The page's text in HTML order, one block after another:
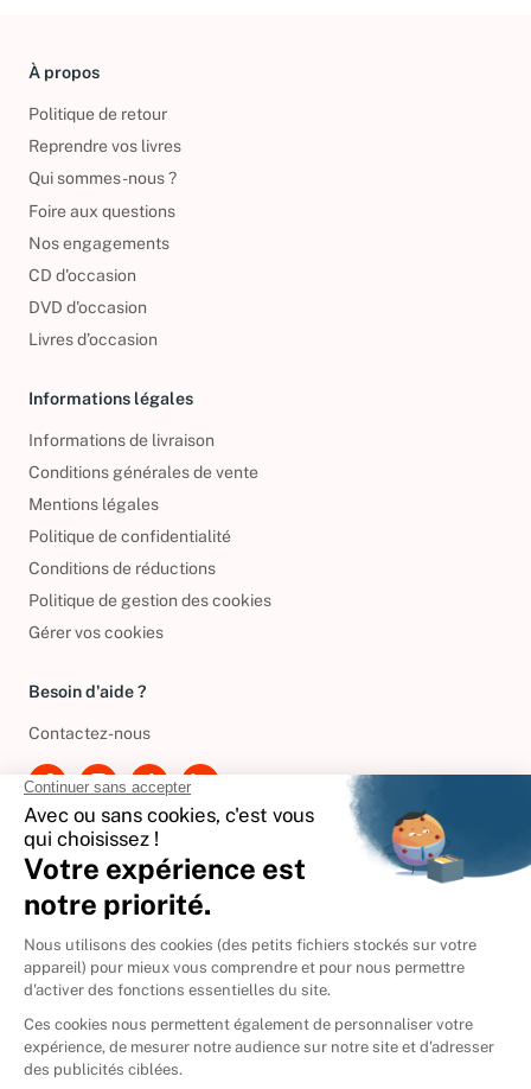
À propos
Politique de retour
Reprendre vos livres
Qui sommes-nous ?
Foire aux questions
Nos engagements
CD d'occasion
DVD d'occasion
Livres d’occasion
Informations légales
Informations de livraison
Conditions générales de vente
Mentions légales
Politique de confidentialité
Conditions de réductions
Politique de gestion des cookies
Gérer vos cookies
Besoin d'aide ?
Contactez-nous
International
🇪🇸 Espagne
🇩🇪Allemagne
🇮🇹 Italie